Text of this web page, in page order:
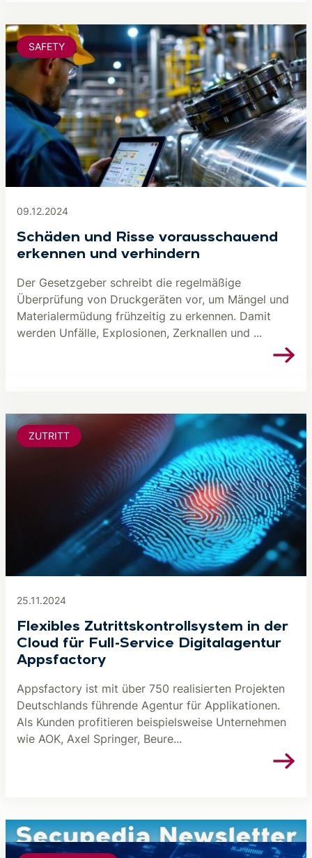
09.12.2024
Schäden und Risse vorausschauend
erkennen und verhindern
Der Gesetzgeber schreibt die regelmäßige
Überprüfung von Druckgeräten vor, um Mängel und
Materialermüdung frühzeitig zu erkennen. Damit
werden Unfälle, Explosionen, Zerknallen und ...
SAFETY
25.11.2024
Flexibles Zutrittskontrollsystem in der
Cloud für Full-Service Digitalagentur
Appsfactory
Appsfactory ist mit über 750 realisierten Projekten
Deutschlands führende Agentur für Applikationen.
Als Kunden profitieren beispielsweise Unternehmen
wie AOK, Axel Springer, Beure...
ZUTRITT